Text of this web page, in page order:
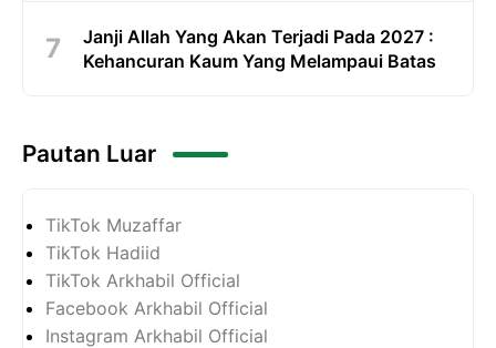
Janji Allah Yang Akan Terjadi Pada 2027 :
Kehancuran Kaum Yang Melampaui Batas
Pautan Luar
TikTok Muzaffar
TikTok Hadiid
TikTok Arkhabil Official
Facebook Arkhabil Official
Instagram Arkhabil Official